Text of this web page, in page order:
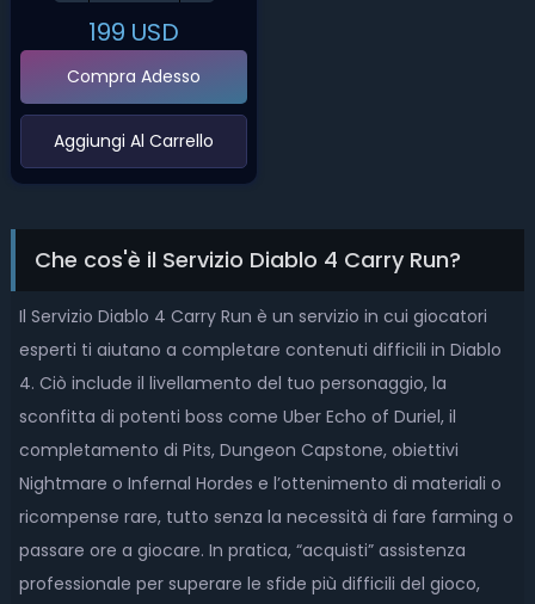
199 USD
Compra Adesso
‌Aggiungi Al Carrello‌
Che cos'è il Servizio Diablo 4 Carry Run?
Il Servizio Diablo 4 Carry Run è un servizio in cui giocatori
esperti ti aiutano a completare contenuti difficili in Diablo
4. Ciò include il livellamento del tuo personaggio, la
sconfitta di potenti boss come Uber Echo of Duriel, il
completamento di Pits, Dungeon Capstone, obiettivi
Nightmare o Infernal Hordes e l’ottenimento di materiali o
ricompense rare, tutto senza la necessità di fare farming o
passare ore a giocare. In pratica, “acquisti” assistenza
professionale per superare le sfide più difficili del gioco,